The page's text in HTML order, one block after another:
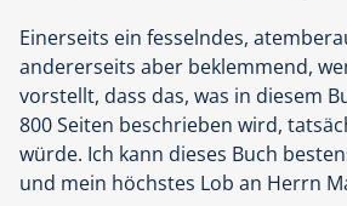
paar Kerzen vor und denken, es
wieder gehen. Aber was, wenn
wird hier sehr drastisch
Vorstellung. Lassen die Menschen
jegliches Mitgefühl, jegliche
Miteinander den Bach
Einerseits ein fesselndes,
andererseits aber beklemmend,
vorstellt, dass das, was in diesem
800 Seiten beschrieben wird,
würde. Ich kann dieses Buch
und mein höchstes Lob an Herrn